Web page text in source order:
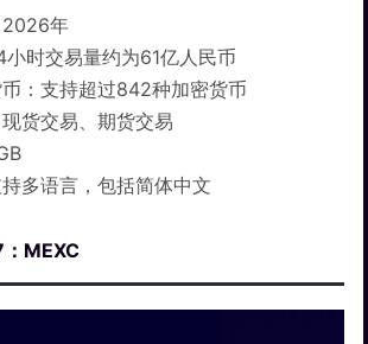
2026年
时交易量约为61亿人民币
：支持超过842种加密货币
货交易、期货交易
多语言，包括简体中文
MEXC